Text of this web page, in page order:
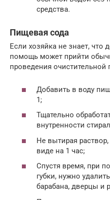
средства.
Пищевая сода
Если хозяйка не знает, что
помощь может прийти
проведения
Добавить в воду
1;
Тщательно
внутренности
Не вытирая
виде на 1 час;
Спустя время, при
губки, нужно
барабана, дверцы и